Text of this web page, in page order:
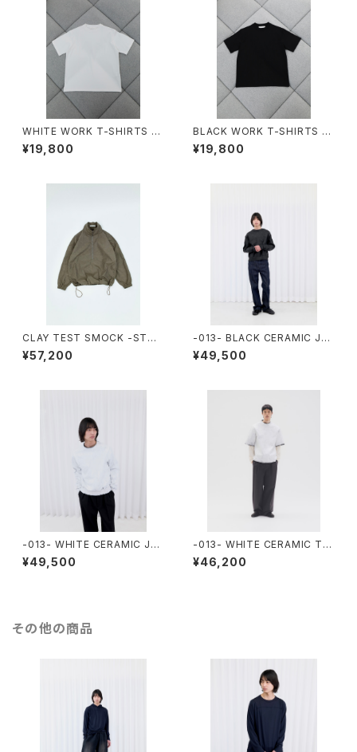
WHITE WORK T-SHIRTS -S
TORE EXCLUSIVE-
¥19,800
BLACK WORK T-SHIRTS -S
TORE EXCLUSIVE-
¥19,800
CLAY TEST SMOCK -STOR
E EXCLUSIVE-
¥57,200
-013- BLACK CERAMIC JU
MPER
¥49,500
-013- WHITE CERAMIC JU
MPER
¥49,500
-013- WHITE CERAMIC T-S
HIRTS
¥46,200
その他の商品